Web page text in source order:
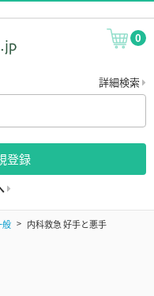
0
詳細検索
登録
般 内科救急 好手と悪手